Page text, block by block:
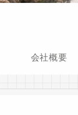
会社概要